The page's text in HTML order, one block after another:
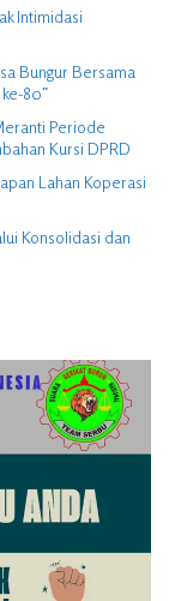
Intimidasi
Bungur Bersama
80″
Periode
Kursi DPRD
Lahan Koperasi
Konsolidasi dan